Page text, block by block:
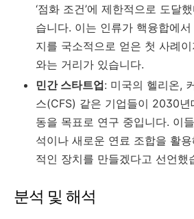
‘점화 조건’에 제한적으로 도달
습니다. 이는 인류가 핵융합에
지를 국소적으로 얻은 첫 사례
와는 거리가 있습니다.
민간 스타트업: 미국의 헬리온,
스(CFS) 같은 기업들이 2030
동을 목표로 연구 중입니다. 이
석이나 새로운 연료 조합을 활
적인 장치를 만들겠다고 선언했
분석 및 해석